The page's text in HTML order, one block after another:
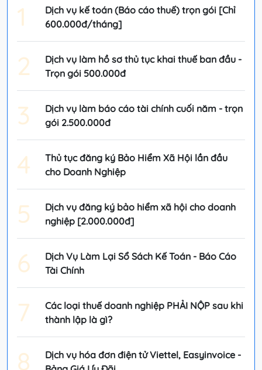
1
Dịch vụ kế toán (Báo cáo thuế) trọn gói [Chỉ
600.000đ/tháng]
2
Dịch vụ làm hồ sơ thủ tục khai thuế ban đầu -
Trọn gói 500.000đ
3
Dịch vụ làm báo cáo tài chính cuối năm - trọn
gói 2.500.000đ
4
Thủ tục đăng ký Bảo Hiểm Xã Hội lần đầu
cho Doanh Nghiệp
5
Dịch vụ đăng ký bảo hiểm xã hội cho doanh
nghiệp [2.000.000đ]
6
Dịch Vụ Làm Lại Sổ Sách Kế Toán - Báo Cáo
Tài Chính
7
Các loại thuế doanh nghiệp PHẢI NỘP sau khi
thành lập là gì?
8
Dịch vụ hóa đơn điện tử Viettel, Easyinvoice -